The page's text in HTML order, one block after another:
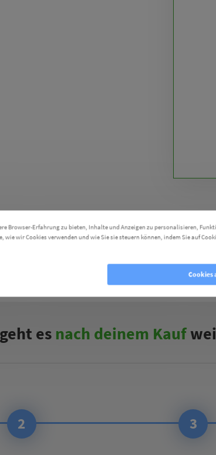
es nach deinem Kauf
2 3
Browser-Erfahrung zu bieten, Inhalte und Anzeigen zu personalisieren,
wie wir Cookies verwenden und wie Sie sie steuern können, indem Sie auf
Cookies